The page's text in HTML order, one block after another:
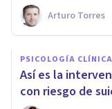
Arturo Torres
PSICOLOGÍA CLÍNICA
Así es la
con riesgo de